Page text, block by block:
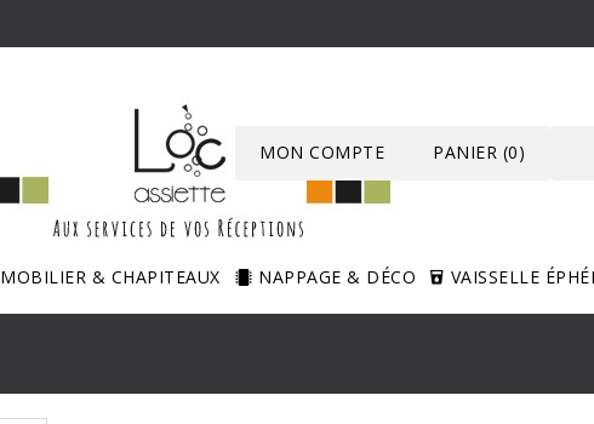
PANIER (0)
MON COMPTE
MOBILIER & CHAPITEAUX NAPPAGE & DÉCO VAISSELLE